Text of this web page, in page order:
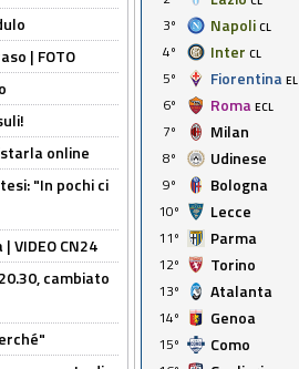
| FOTO
online
"In pochi ci
CN24
cambiato
3º
Napoli CL
4º
Inter CL
5º
Fiorentina EL
6º
Roma ECL
7º
Milan
8º
Udinese
9º
Bologna
10º
Lecce
11º
Parma
12º
Torino
13º
Atalanta
14º
Genoa
15º
Como